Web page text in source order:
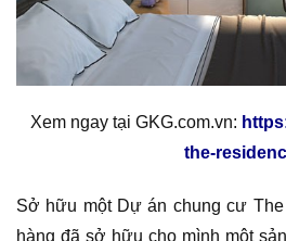
Xem ngay tại GKG.com.vn:
the-
Sở hữu một Dự án chung cư
hàng đã sở hữu cho mình một